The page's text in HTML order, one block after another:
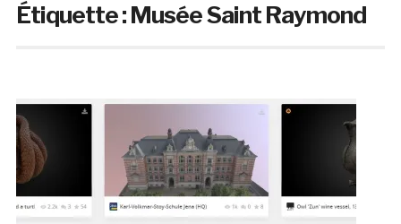
Étiquette :Musée Saint Raymond